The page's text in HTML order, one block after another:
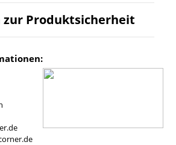
zur Produktsicherheit